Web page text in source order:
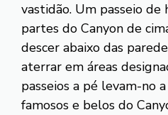
vastidão. Um passeio
partes do Canyon de
descer abaixo das
aterrar em áreas
passeios a pé levam-no
famosos e belos do